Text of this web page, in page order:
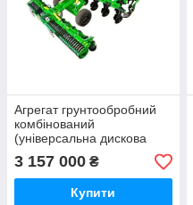
Агрегат грунтообробний
комбінований
(універсальна дискова
борона) АГКН-6 Zeus-6HD
з ножовими котками
"Велес-Агро", ширина 6 м
3 157 000 ₴
Купити